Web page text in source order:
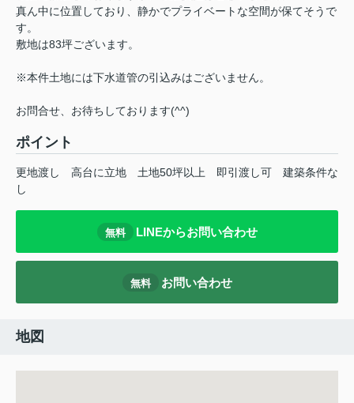
真ん中に位置しており、静かでプライベートな空間が保てそうで
す。
敷地は83坪ございます。
※本件土地には下水道管の引込みはございません。
お問合せ、お待ちしております(^^)
ポイント
更地渡し 高台に立地 土地50坪以上 即引渡し可
建築条件な
し
無料 LINEからお問い合わせ
無料 お問い合わせ
地図